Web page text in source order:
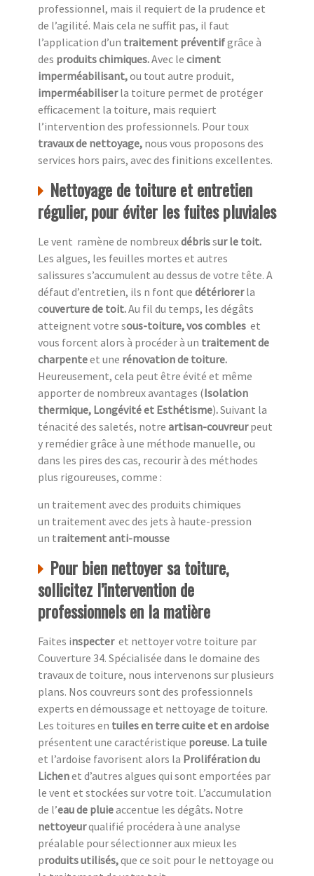
professionnel, mais il requiert de la prudence et
de l’agilité. Mais cela ne suffit pas, il faut
l’application d’un traitement préventifgrâce à
des produits chimiques.Avec le ciment
imperméabilisant,ou tout autre produit,
imperméabiliserla toiture permet de protéger
efficacement la toiture, mais requiert
l’intervention des professionnels. Pour toux
travaux de nettoyage, nous vous proposons des
services hors pairs, avec des finitions excellentes.
Nettoyage de toiture et entretien
régulier, pour éviter les fuites pluviales
Le vent ramène de nombreuxdébrissur le toit.
Les algues, les feuilles mortes et autres
salissures s’accumulent au dessus de votre tête. A
défaut d’entretien, ils n font que détériorerla
couverture de toit.Au fil du temps, les dégâts
atteignent votre sous-toiture, vos combles et
vous forcent alors à procéder à un traitement de
charpenteet une rénovation de toiture.
Heureusement, cela peut être évité et même
apporter de nombreux avantages (Isolation
thermique, Longévité et Esthétisme).Suivant la
ténacité des saletés, notre artisan-couvreurpeut
y remédier grâce à une méthode manuelle, ou
dans les pires des cas, recourir à des méthodes
plus rigoureuses, comme :
un traitement avec des produits chimiques
un traitement avec des jets à haute-pression
un traitement anti-mousse
Pour bien nettoyer sa toiture,
sollicitez l’intervention de
professionnels en la matière
Faites inspecter et nettoyer votre toiture par
Couverture 34. Spécialisée dans le domaine des
travaux de toiture, nous intervenons sur plusieurs
plans. Nos couvreurs sont des professionnels
experts en démoussage et nettoyage de toiture.
Les toitures en tuiles en terre cuite et en ardoise
présentent une caractéristique poreuse. La tuile
et l’ardoise favorisent alors la Prolifération du
Lichenet d’autres algues qui sont emportées par
le vent et stockées sur votre toit. L’accumulation
de l’eau de pluieaccentue les dégâts. Notre
nettoyeurqualifié procédera à une analyse
préalable pour sélectionner aux mieux les
produits utilisés,que ce soit pour le nettoyage ou